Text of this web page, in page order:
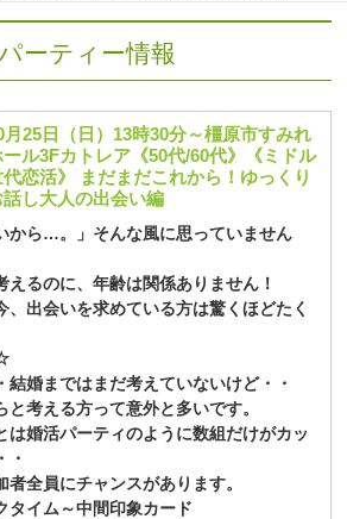
ーティー情報
月25日（日）13時30分～橿原市すみれ
ール3Fカトレア《50代/60代》《ミドル
代恋活》 まだまだこれから！ゆっくり
話し大人の出会い編
から…。」そんな風に思っていません
えるのに、年齢は関係ありません！
、出会いを求めている方は驚くほどたく
結婚まではまだ考えていないけど・・
と考える方って意外と多いです。
は婚活パーティのように数組だけがカッ
・
者全員にチャンスがあります。
タイム～中間印象カード